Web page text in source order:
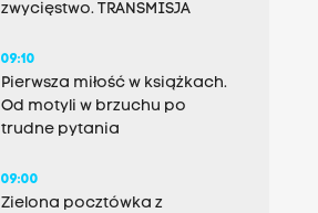
zwycięstwo. TRANSMISJA
09:10
Pierwsza miłość w książkach.
Od motyli w brzuchu po
trudne pytania
09:00
Zielona pocztówka z